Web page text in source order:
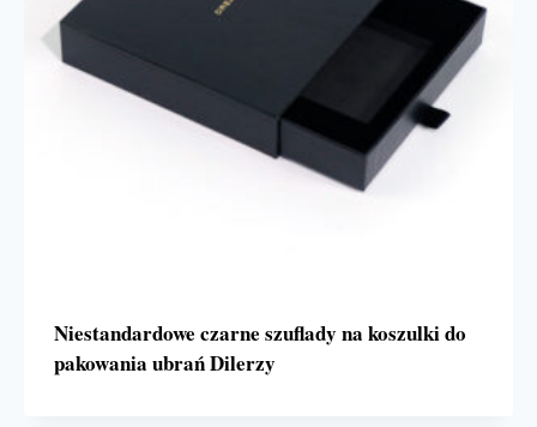
Niestandardowe czarne szuflady na koszulki do
pakowania ubrań Dilerzy